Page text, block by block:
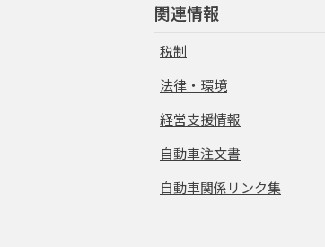
関連情報
税制
法律・環境
経営支援情報
自動車注文書
自動車関係リンク集